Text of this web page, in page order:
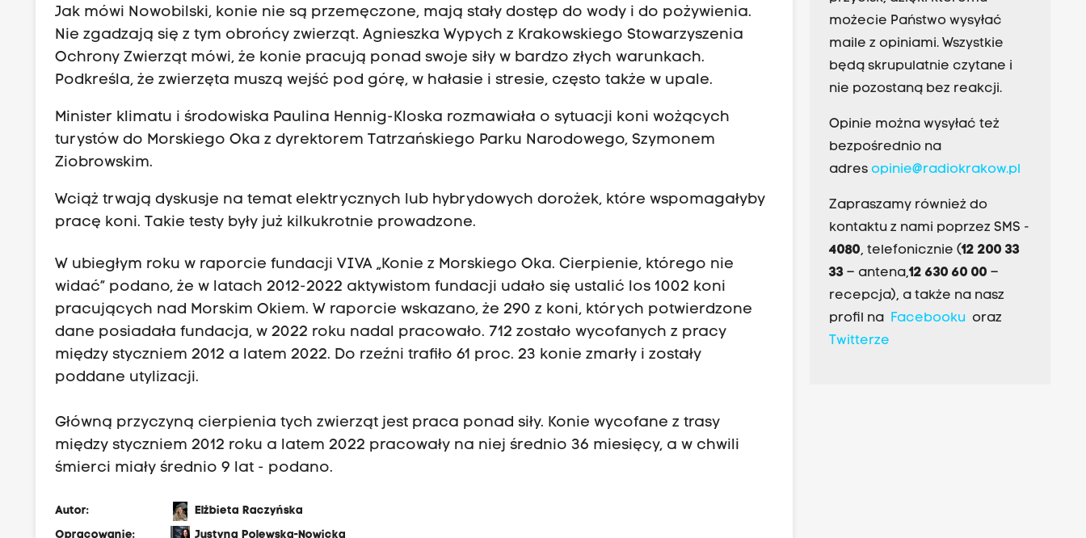
Jak mówi Nowobilski, konie nie są przemęczone, mają stały dostęp do wody i do pożywienia.
Nie zgadzają się z tym obrońcy zwierząt. Agnieszka Wypych z Krakowskiego Stowarzyszenia
Ochrony Zwierząt mówi, że konie pracują ponad swoje siły w bardzo złych warunkach.
Podkreśla, że zwierzęta muszą wejść pod górę, w hałasie i stresie, często także w upale.
Minister klimatu i środowiska Paulina Hennig-Kloska rozmawiała o sytuacji koni wożących
turystów do Morskiego Oka z dyrektorem Tatrzańskiego Parku Narodowego, Szymonem
Ziobrowskim.
Wciąż trwają dyskusje na temat elektrycznych lub hybrydowych dorożek, które wspomagałyby
pracę koni. Takie testy były już kilkukrotnie prowadzone.
W ubiegłym roku w raporcie fundacji VIVA „Konie z Morskiego Oka. Cierpienie, którego nie
widać” podano, że w latach 2012-2022 aktywistom fundacji udało się ustalić los 1002 koni
pracujących nad Morskim Okiem. W raporcie wskazano, że 290 z koni, których potwierdzone
dane posiadała fundacja, w 2022 roku nadal pracowało. 712 zostało wycofanych z pracy
między styczniem 2012 a latem 2022. Do rzeźni trafiło 61 proc. 23 konie zmarły i zostały
poddane utylizacji.
Główną przyczyną cierpienia tych zwierząt jest praca ponad siły. Konie wycofane z trasy
między styczniem 2012 roku a latem 2022 pracowały na niej średnio 36 miesięcy, a w chwili
śmierci miały średnio 9 lat - podano.
Autor:
Elżbieta Raczyńska
Opracowanie:
Justyna Polewska-Nowicka
możecie Państwo wysyłać
maile z opiniami. Wszystkie
będą skrupulatnie czytane i
nie pozostaną bez reakcji.
Opinie można wysyłać też
bezpośrednio na
adres opinie@radiokrakow.pl
Zapraszamy również do
kontaktu z nami poprzez SMS -
4080, telefonicznie (12 200 33
33– antena,12 630 60 00 –
recepcja), a także na nasz
profil na Facebookuoraz
Twitterze